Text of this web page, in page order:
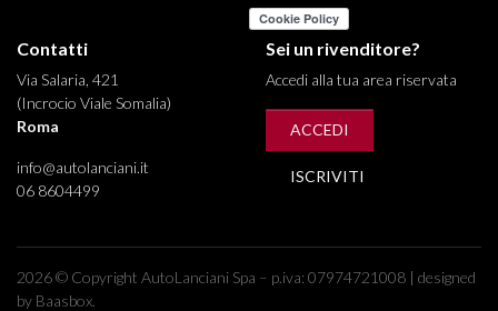
Contatti
Via Salaria, 421
(Incrocio Viale Somalia)
Roma
info@autolanciani.it
06 8604499
Sei un rivenditore?
Accedi alla tua area riservata
ACCEDI
ISCRIVITI
2026 © Copyright AutoLanciani Spa – p.iva: 07974721008 | designed
by Baasbox.